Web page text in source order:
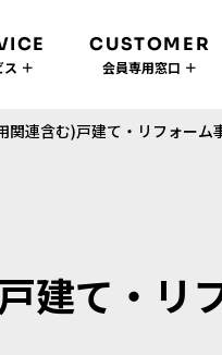
ス ＋
CUSTOMER
会員専用窓口 ＋
関連含む)戸建て・リフォーム
建て・リ